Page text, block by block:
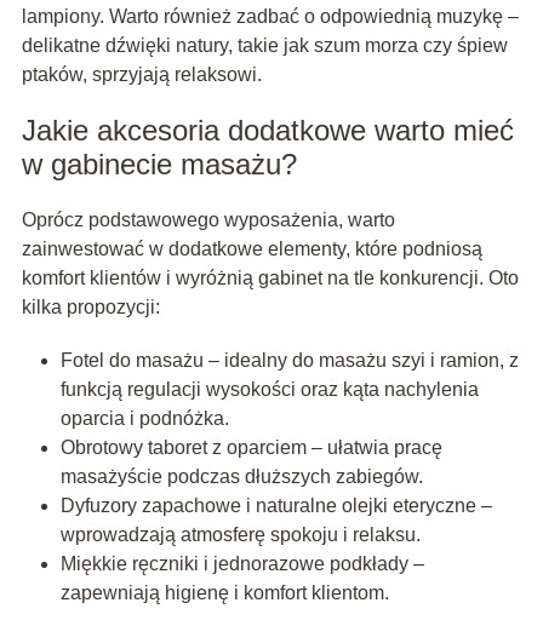
lampiony. Warto również zadbać o odpowiednią muzykę –
delikatne dźwięki natury, takie jak szum morza czy śpiew
ptaków, sprzyjają relaksowi.
Jakie akcesoria dodatkowe warto mieć
w gabinecie masażu?
Oprócz podstawowego wyposażenia, warto
zainwestować w dodatkowe elementy, które podniosą
komfort klientów i wyróżnią gabinet na tle konkurencji. Oto
kilka propozycji:
Fotel do masażu – idealny do masażu szyi i ramion, z
funkcją regulacji wysokości oraz kąta nachylenia
oparcia i podnóżka.
Obrotowy taboret z oparciem – ułatwia pracę
masażyście podczas dłuższych zabiegów.
Dyfuzory zapachowe i naturalne olejki eteryczne –
wprowadzają atmosferę spokoju i relaksu.
Miękkie ręczniki i jednorazowe podkłady –
zapewniają higienę i komfort klientom.